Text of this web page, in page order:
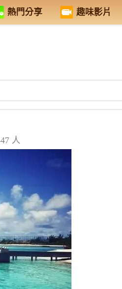
熱門分享 趣味影片
人